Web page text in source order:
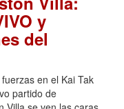
y
del
en el Kai Tak
partido de